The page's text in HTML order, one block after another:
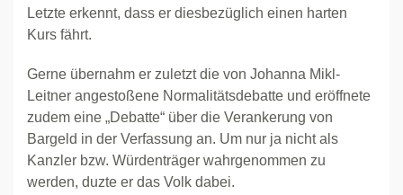
Letzte erkennt, dass er diesbezüglich einen harten
Kurs fährt.
Gerne übernahm er zuletzt die von Johanna Mikl-
Leitner angestoßene Normalitätsdebatte und eröffnete
zudem eine „Debatte“ über die Verankerung von
Bargeld in der Verfassung an. Um nur ja nicht als
Kanzler bzw. Würdenträger wahrgenommen zu
werden, duzte er das Volk dabei.